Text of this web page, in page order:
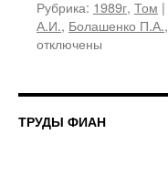
Рубрика: 1989г, Том |
А.И., Болашенко П.А.,
отключены
ТРУДЫ ФИАН